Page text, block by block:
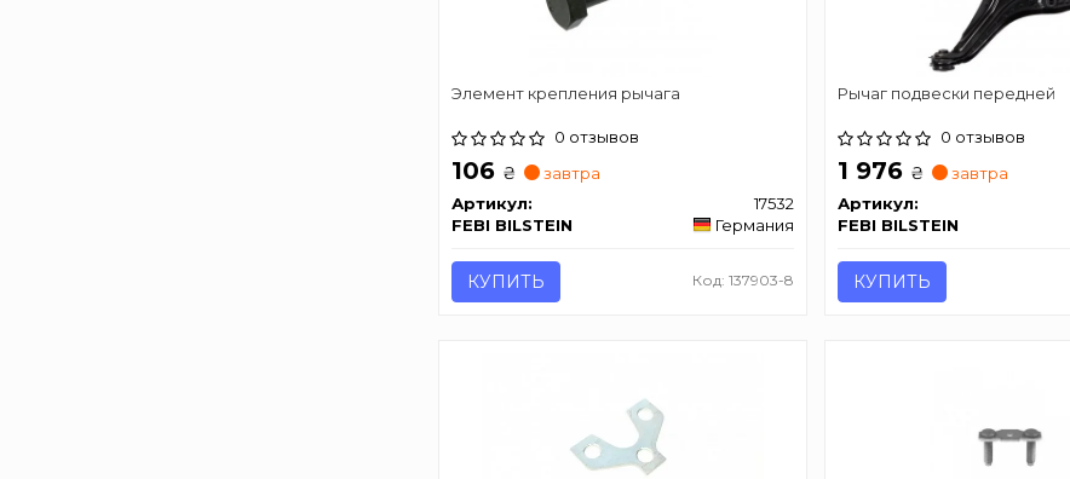
Элемент крепления рычага
0 отзывов
106 ₴
завтра
Артикул:
17532
FEBI BILSTEIN
Германия
КУПИТЬ Код: 137903-8
Рычаг подвески передней
0 отзывов
1 976 ₴
завтра
Артикул:
FEBI BILSTEIN
КУПИТЬ